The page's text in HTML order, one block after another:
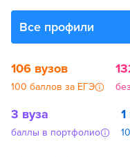
Все профили
106 вузов
100 баллов за ЕГЭ
3 вуза
баллы в портфолио
1